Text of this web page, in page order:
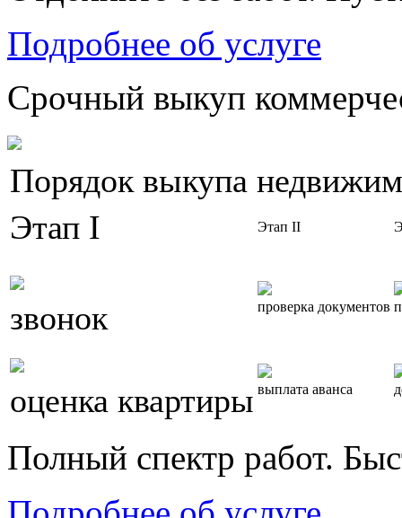
Подробнее об услуге
Срочный выкуп
Порядок выкупа
Этап I
Этап II
звонок проверка документов
оценка квартиры выплата аванса
Полный спектр работ.